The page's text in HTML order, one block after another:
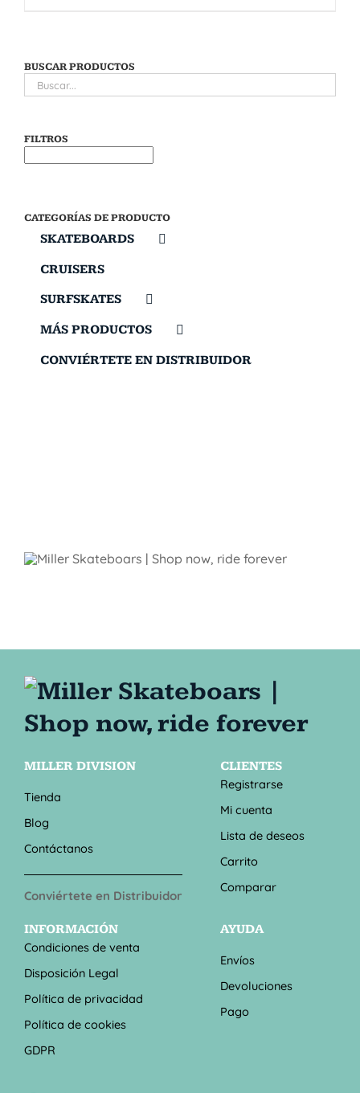
BUSCAR PRODUCTOS
FILTROS
CATEGORÍAS DE PRODUCTO
SKATEBOARDS
CRUISERS
SURFSKATES
MÁS PRODUCTOS
CONVIÉRTETE EN DISTRIBUIDOR
MILLER DIVISION
Tienda
Blog
Contáctanos
Conviértete en Distribuidor
CLIENTES
Registrarse
Mi cuenta
Lista de deseos
Carrito
Comparar
INFORMACIÓN
Condiciones de venta
Disposición Legal
Política de privacidad
Política de cookies
GDPR
AYUDA
Envíos
Devoluciones
Pago